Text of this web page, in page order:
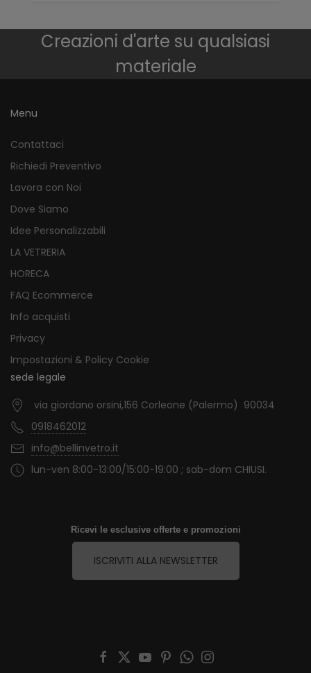
Creazioni d'arte su qualsiasi
materiale
Menu
Contattaci
Richiedi Preventivo
Lavora con Noi
Dove Siamo
Idee Personalizzabili
LA VETRERIA
HORECA
FAQ Ecommerce
Info acquisti
Privacy
Impostazioni & Policy Cookie
sede legale
via giordano orsini,156 Corleone (Palermo) 90034
0918462012
info@bellinvetro.it
lun-ven 8:00-13:00/15:00-19:00 ; sab-dom CHIUSI.
Ricevi le esclusive offerte e promozioni
ISCRIVITI ALLA NEWSLETTER